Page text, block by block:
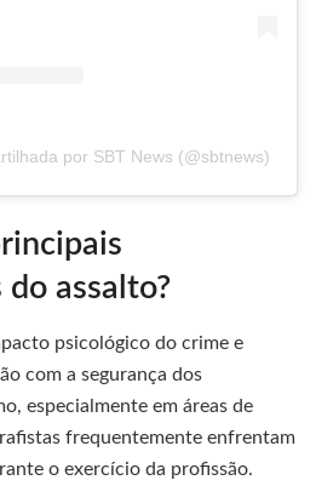
por SBT News (@sbtnews)
do assalto?
psicológico do crime e
com a segurança dos
especialmente em áreas de
frequentemente enfrentam
o exercício da profissão.